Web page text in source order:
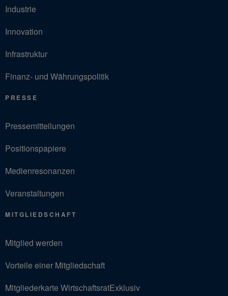
Industrie
Innovation
Infrastruktur
Finanz- und Währungspolitik
PRESSE
Pressemitteilungen
Positionspapiere
Medienresonanzen
Veranstaltungen
MITGLIEDSCHAFT
Mitglied werden
Vorteile einer Mitgliedschaft
Mitgliederkarte WirtschaftsratExklusiv